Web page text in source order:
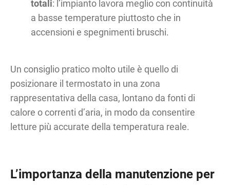
totali: l’impianto lavora meglio con continuità
a basse temperature piuttosto che in
accensioni e spegnimenti bruschi.
Un consiglio pratico molto utile è quello di
posizionare il termostato in una zona
rappresentativa della casa, lontano da fonti di
calore o correnti d’aria, in modo da consentire
letture più accurate della temperatura reale.
L’importanza della manutenzione per